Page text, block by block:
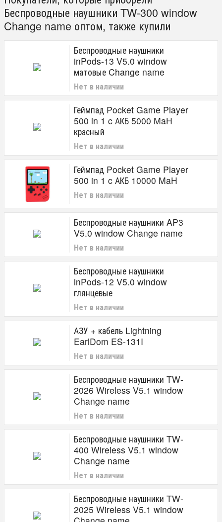
Беспроводные наушники TW-300 window
Change name оптом, также купили
Беспроводные наушники
inPods-13 V5.0 window
матовые Change name
Нет в наличии
Геймпад Pocket Game Player
500 in 1 c АКБ 5000 MaH
красный
Нет в наличии
Геймпад Pocket Game Player
500 in 1 c АКБ 10000 MaH
Нет в наличии
Беспроводные наушники AP3
V5.0 window Change name
Нет в наличии
Беспроводные наушники
inPods-12 V5.0 window
глянцевые
Нет в наличии
АЗУ + кабель Lightning
EarlDom ES-131I
Нет в наличии
Беспроводные наушники TW-
2026 Wireless V5.1 window
Change name
Нет в наличии
Беспроводные наушники TW-
400 Wireless V5.1 window
Change name
Нет в наличии
Беспроводные наушники TW-
2025 Wireless V5.1 window